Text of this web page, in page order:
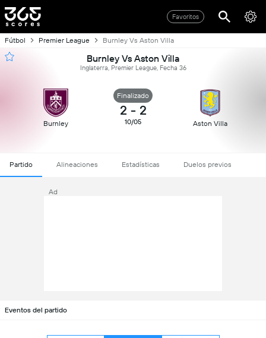
Favoritos
Fútbol Premier League Burnley Vs Aston Villa
Burnley Vs Aston Villa
Inglaterra, Premier League, Fecha 36
Burnley
Finalizado
2 - 2
10/05 Aston Villa
Partido Alineaciones Estadísticas Duelos previos
Ad
Eventos del partido